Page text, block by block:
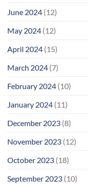
June 2024 (12)
May 2024 (12)
April 2024 (15)
March 2024 (7)
February 2024 (10)
January 2024 (11)
December 2023 (8)
November 2023 (12)
October 2023 (18)
September 2023 (10)